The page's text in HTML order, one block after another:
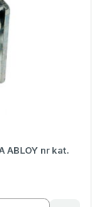
ABLOY nr kat.